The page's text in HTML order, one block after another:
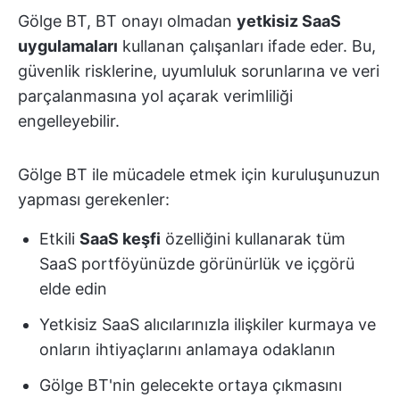
Gölge BT, BT onayı olmadan yetkisiz SaaS
uygulamaları kullanan çalışanları ifade eder. Bu,
güvenlik risklerine, uyumluluk sorunlarına ve veri
parçalanmasına yol açarak verimliliği
engelleyebilir.
Gölge BT ile mücadele etmek için kuruluşunuzun
yapması gerekenler:
Etkili SaaS keşfi özelliğini kullanarak tüm
SaaS portföyünüzde görünürlük ve içgörü
elde edin
Yetkisiz SaaS alıcılarınızla ilişkiler kurmaya ve
onların ihtiyaçlarını anlamaya odaklanın
Gölge BT'nin gelecekte ortaya çıkmasını